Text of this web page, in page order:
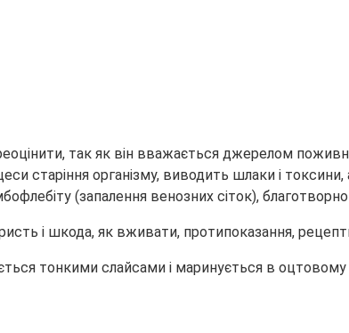
так як він вважається джерелом
старіння організму, виводить шлаки і
(запалення венозних сіток),
тонкими слайсами і маринується в